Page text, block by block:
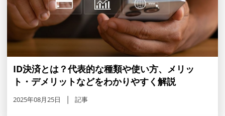
ID決済とは？代表的な種類や使い方、メリッ
ト・デメリットなどをわかりやすく解説
2025年08月25日 記事